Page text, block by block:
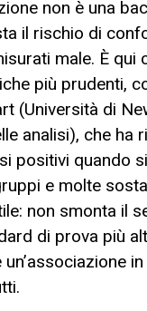
non è una
il rischio di
male. È qui
più prudenti,
(Università di
analisi), che ha
positivi quando
e molte
non smonta il
di prova più